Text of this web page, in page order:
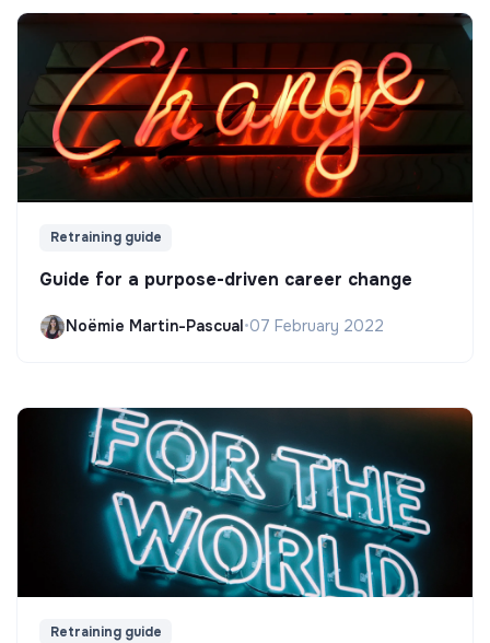
Retraining guide
Guide for a purpose-driven career change
Noëmie Martin-Pascual•07 February 2022
Retraining guide